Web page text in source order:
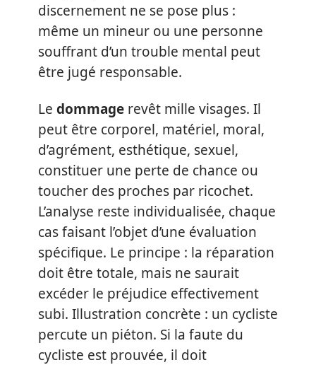
discernement ne se pose plus :
même un mineur ou une personne
souffrant d’un trouble mental peut
être jugé responsable.
Le dommage revêt mille visages. Il
peut être corporel, matériel, moral,
d’agrément, esthétique, sexuel,
constituer une perte de chance ou
toucher des proches par ricochet.
L’analyse reste individualisée, chaque
cas faisant l’objet d’une évaluation
spécifique. Le principe : la réparation
doit être totale, mais ne saurait
excéder le préjudice effectivement
subi. Illustration concrète : un cycliste
percute un piéton. Si la faute du
cycliste est prouvée, il doit